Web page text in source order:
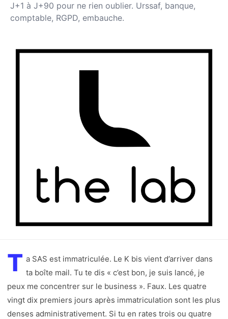
J+1 à J+90 pour ne rien oublier. Urssaf, banque,
comptable, RGPD, embauche.
T a SAS est immatriculée. Le K bis vient d’arriver dans
ta boîte mail. Tu te dis « c’est bon, je suis lancé, je
peux me concentrer sur le business ». Faux. Les quatre
vingt dix premiers jours après immatriculation sont les plus
denses administrativement. Si tu en rates trois ou quatre